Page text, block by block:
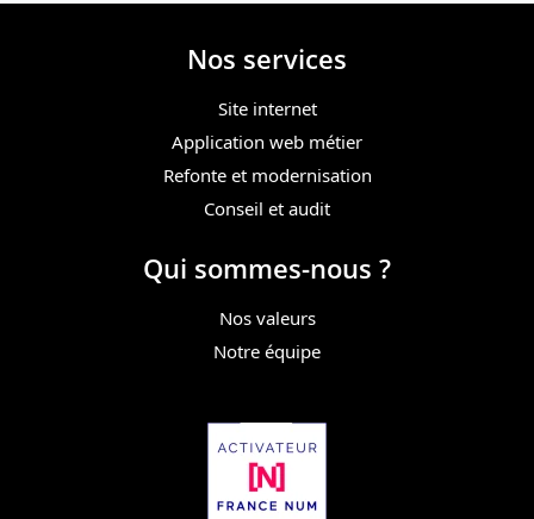
Nos services
Site internet
Application web métier
Refonte et modernisation
Conseil et audit
Qui sommes-nous ?
Nos valeurs
Notre équipe